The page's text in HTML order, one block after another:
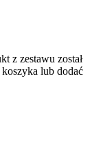
z zestawu został
lub dodać